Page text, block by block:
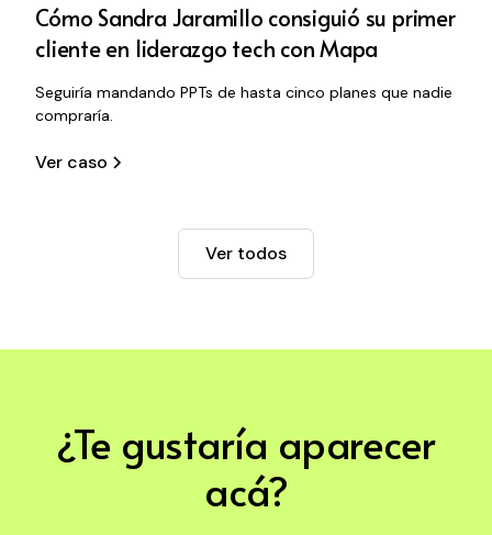
Cómo Sandra Jaramillo consiguió su primer
cliente en liderazgo tech con Mapa
Seguiría mandando PPTs de hasta cinco planes que nadie
compraría.
Ver caso
Ver todos
¿Te gustaría aparecer
acá?